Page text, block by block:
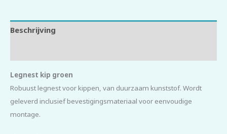
Beschrijving
Legnest kip groen
Robuust legnest voor kippen, van duurzaam kunststof. Wordt
geleverd inclusief bevestigingsmateriaal voor eenvoudige
montage.